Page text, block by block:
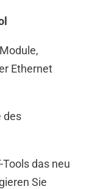
Ethernet
des
das neu
Sie